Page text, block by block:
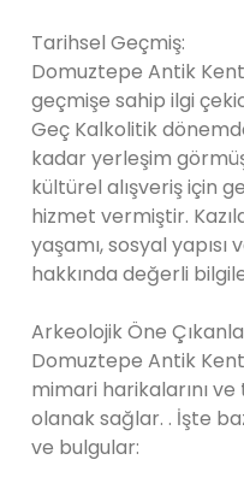
Tarihsel Geçmiş:
Domuztepe Antik
geçmişe sahip ilgi
Geç Kalkolitik
kadar yerleşim
kültürel alışveriş için
hizmet vermiştir.
yaşamı, sosyal
hakkında değerli
Arkeolojik Öne
Domuztepe Antik
mimari harikalarını
olanak sağlar. . İşte
ve bulgular: